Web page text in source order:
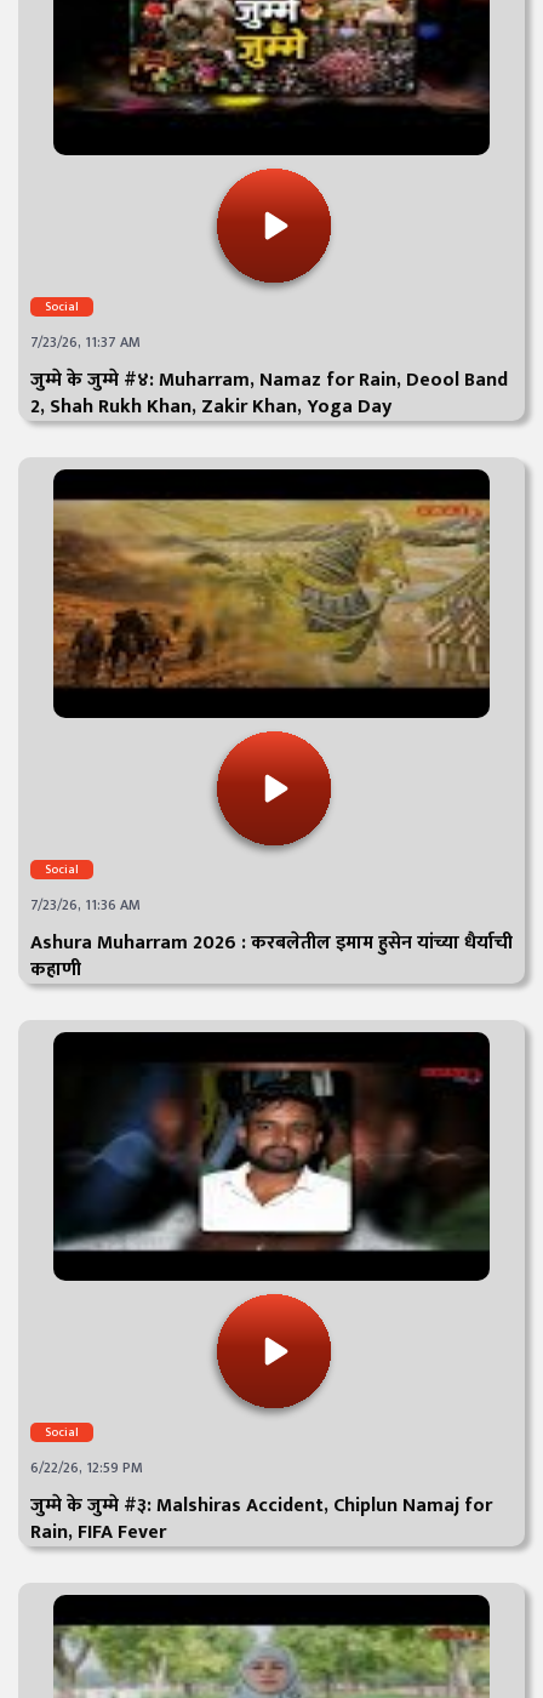
Social
7/23/26, 11:37 AM
जुम्मे के जुम्मे #४: Muharram, Namaz for Rain, Deool Band
2, Shah Rukh Khan, Zakir Khan, Yoga Day
Social
7/23/26, 11:36 AM
Ashura Muharram 2026 : करबलेतील इमाम हुसेन यांच्या धैर्याची
कहाणी
Social
6/22/26, 12:59 PM
जुम्मे के जुम्मे #३: Malshiras Accident, Chiplun Namaj for
Rain, FIFA Fever